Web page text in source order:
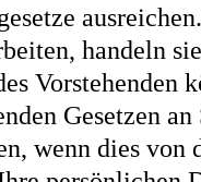
handeln
Vorstehenden
Gesetzen
wenn dies